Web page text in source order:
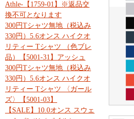
Athle-【1759-01】※返品交
換不可となります
300円Tシャツ無地（税込み
330円）5.6オンス ハイクオ
リティー Tシャツ （色ブレ
品）【5001-31】アッシュ
300円Tシャツ無地（税込み
330円）5.6オンス ハイクオ
リティー Tシャツ 〈ガール
ズ〉【5001-03】
【SALE】10.0オンス スウェ